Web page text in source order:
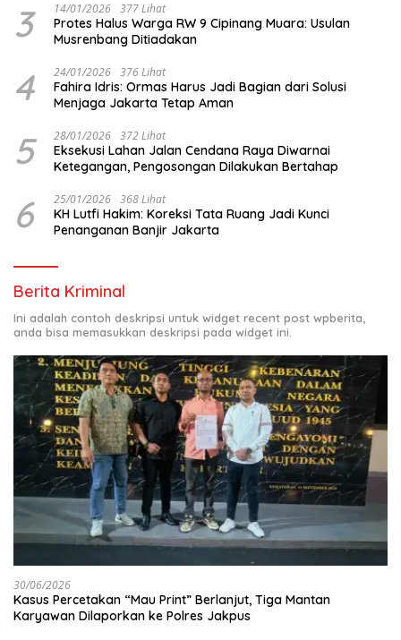
3 14/01/2026 377 Lihat
Protes Halus Warga RW 9 Cipinang Muara: Usulan
Musrenbang Ditiadakan
4 24/01/2026 376 Lihat
Fahira Idris: Ormas Harus Jadi Bagian dari Solusi
Menjaga Jakarta Tetap Aman
5 28/01/2026 372 Lihat
Eksekusi Lahan Jalan Cendana Raya Diwarnai
Ketegangan, Pengosongan Dilakukan Bertahap
6 25/01/2026 368 Lihat
KH Lutfi Hakim: Koreksi Tata Ruang Jadi Kunci
Penanganan Banjir Jakarta
Berita Kriminal
Ini adalah contoh deskripsi untuk widget recent post wpberita,
anda bisa memasukkan deskripsi pada widget ini.
30/06/2026
Kasus Percetakan “Mau Print” Berlanjut, Tiga Mantan
Karyawan Dilaporkan ke Polres Jakpus